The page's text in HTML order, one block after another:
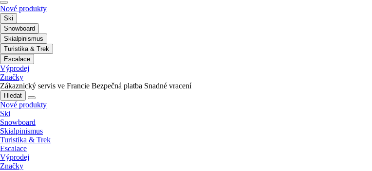
Nové produkty
Ski
Snowboard
Skialpinismus
Turistika & Trek
Escalace
Výprodej
Značky
Zákaznický servis ve Francie Bezpečná platba Snadné vracení
Hledat
Nové produkty
Ski
Snowboard
Skialpinismus
Turistika & Trek
Escalace
Výprodej
Značky